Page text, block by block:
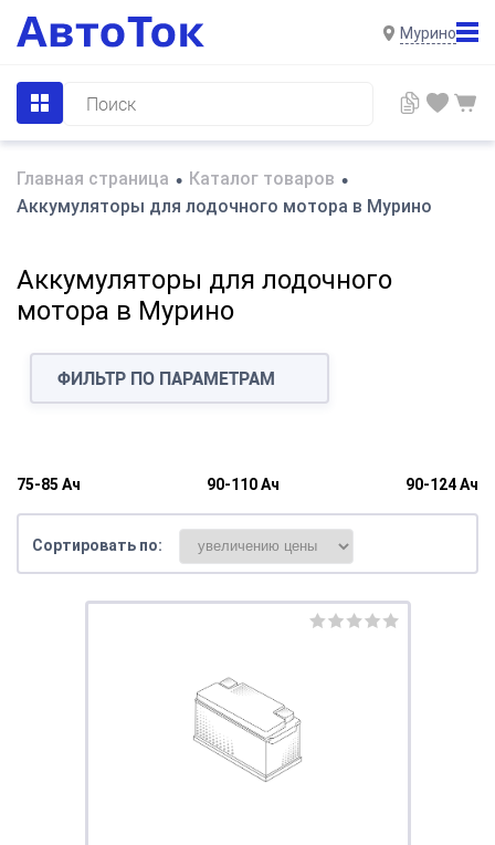
Мурино
Главная страница • Каталог товаров •
Аккумуляторы для лодочного мотора в Мурино
Аккумуляторы для лодочного
мотора в Мурино
ФИЛЬТР ПО ПАРАМЕТРАМ
75-85 Ач 90-110 Ач 90-124 Ач
Сортировать по: